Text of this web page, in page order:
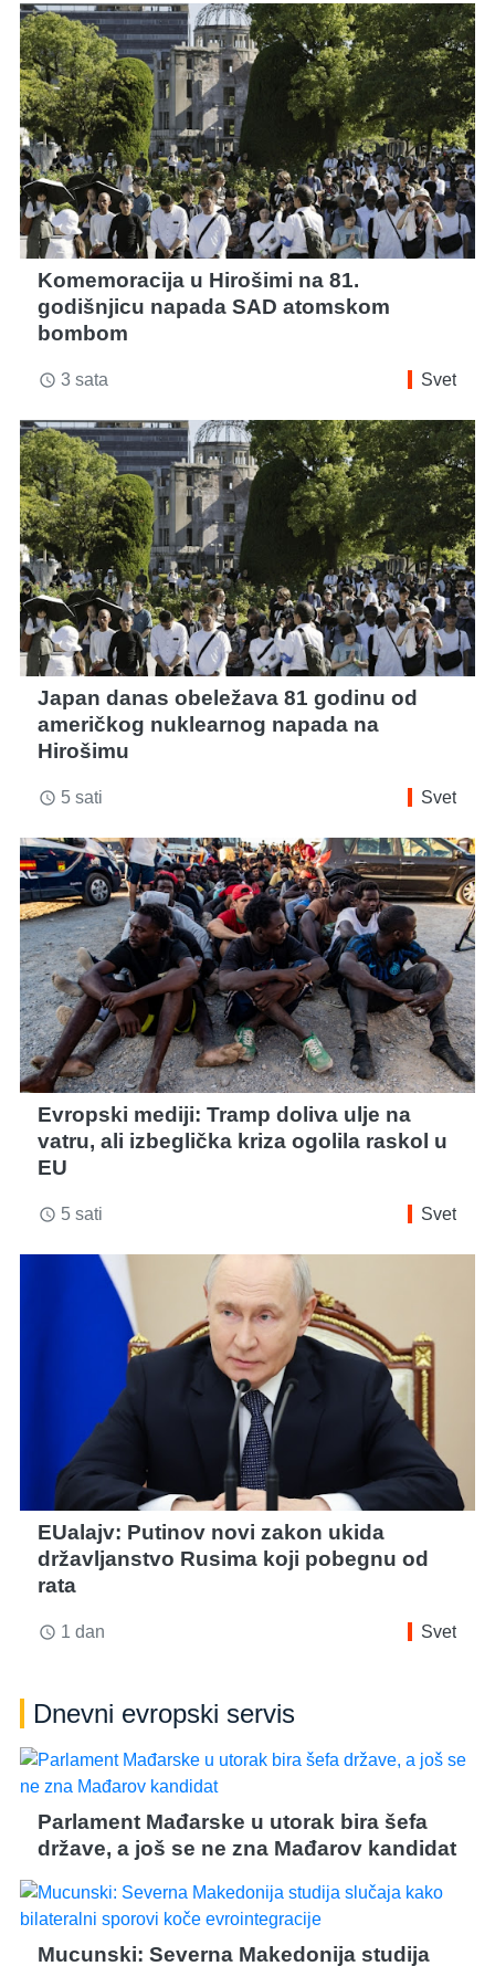
Komemoracija u Hirošimi na 81.
godišnjicu napada SAD atomskom
bombom
access_time 3 sata Svet
Japan danas obeležava 81 godinu od
američkog nuklearnog napada na
Hirošimu
access_time 5 sati Svet
Evropski mediji: Tramp doliva ulje na
vatru, ali izbeglička kriza ogolila raskol u
EU
access_time 5 sati Svet
EUalajv: Putinov novi zakon ukida
državljanstvo Rusima koji pobegnu od
rata
access_time 1 dan Svet
Dnevni evropski servis
Parlament Mađarske u utorak bira šefa
države, a još se ne zna Mađarov kandidat
Mucunski: Severna Makedonija studija